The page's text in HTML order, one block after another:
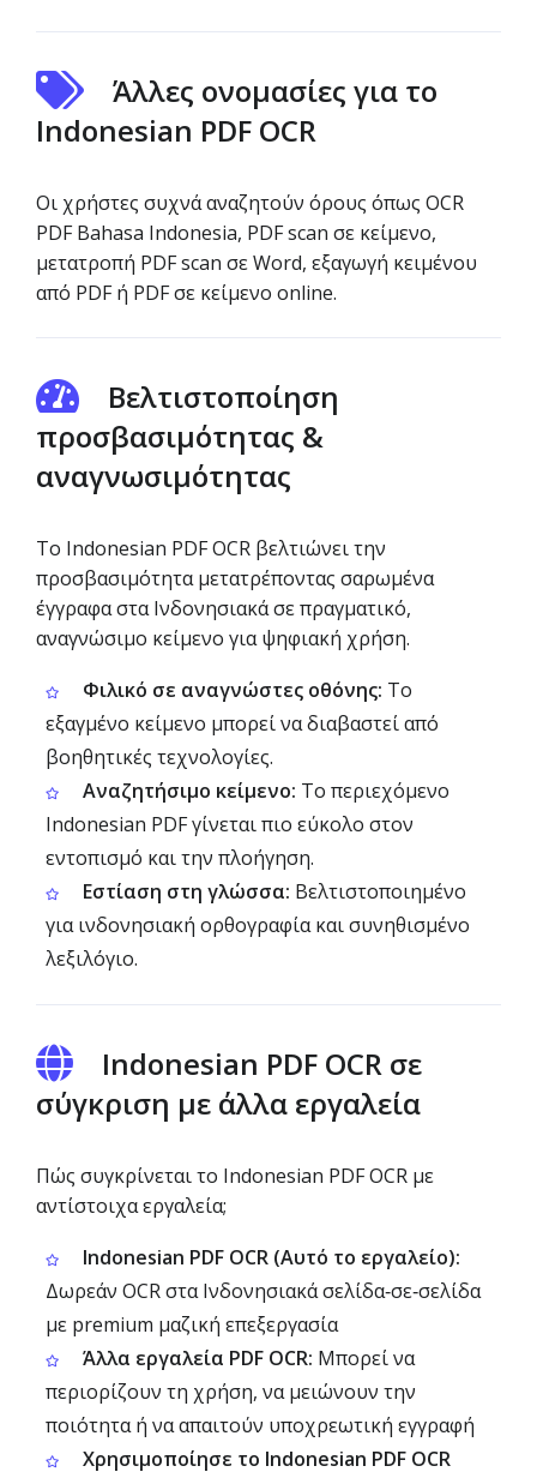
Άλλες ονομασίες για το
Indonesian PDF OCR
Οι χρήστες συχνά αναζητούν όρους όπως OCR
PDF Bahasa Indonesia, PDF scan σε κείμενο,
μετατροπή PDF scan σε Word, εξαγωγή κειμένου
από PDF ή PDF σε κείμενο online.
Βελτιστοποίηση
προσβασιμότητας &
αναγνωσιμότητας
Το Indonesian PDF OCR βελτιώνει την
προσβασιμότητα μετατρέποντας σαρωμένα
έγγραφα στα Ινδονησιακά σε πραγματικό,
αναγνώσιμο κείμενο για ψηφιακή χρήση.
Φιλικό σε αναγνώστες οθόνης: Το
εξαγμένο κείμενο μπορεί να διαβαστεί από
βοηθητικές τεχνολογίες.
Αναζητήσιμο κείμενο: Το περιεχόμενο
Indonesian PDF γίνεται πιο εύκολο στον
εντοπισμό και την πλοήγηση.
Εστίαση στη γλώσσα: Βελτιστοποιημένο
για ινδονησιακή ορθογραφία και συνηθισμένο
λεξιλόγιο.
Indonesian PDF OCR σε
σύγκριση με άλλα εργαλεία
Πώς συγκρίνεται το Indonesian PDF OCR με
αντίστοιχα εργαλεία;
Indonesian PDF OCR (Αυτό το εργαλείο):
Δωρεάν OCR στα Ινδονησιακά σελίδα‑σε‑σελίδα
με premium μαζική επεξεργασία
Άλλα εργαλεία PDF OCR: Μπορεί να
περιορίζουν τη χρήση, να μειώνουν την
ποιότητα ή να απαιτούν υποχρεωτική εγγραφή
Χρησιμοποίησε το Indonesian PDF OCR